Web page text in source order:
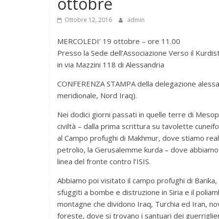
Ottobre 12, 2016 admin
MERCOLEDI’ 19 ottobre – ore 11.00
Presso la Sede dell’Associazione Verso il
in via Mazzini 118 di Alessandria
CONFERENZA STAMPA della delegazione
meridionale, Nord Iraq).
Nei dodici giorni passati in quelle terre di
civiltà – dalla prima scrittura su tavolette
al Campo profughi di Makhmur, dove stiamo
petrolio, la Gerusalemme kurda – dove
linea del fronte contro l’ISIS.
Abbiamo poi visitato il campo profughi di
sfuggiti a bombe e distruzione in Siria e il
montagne che dividono Iraq, Turchia ed Iran,
foreste, dove si trovano i santuari dei